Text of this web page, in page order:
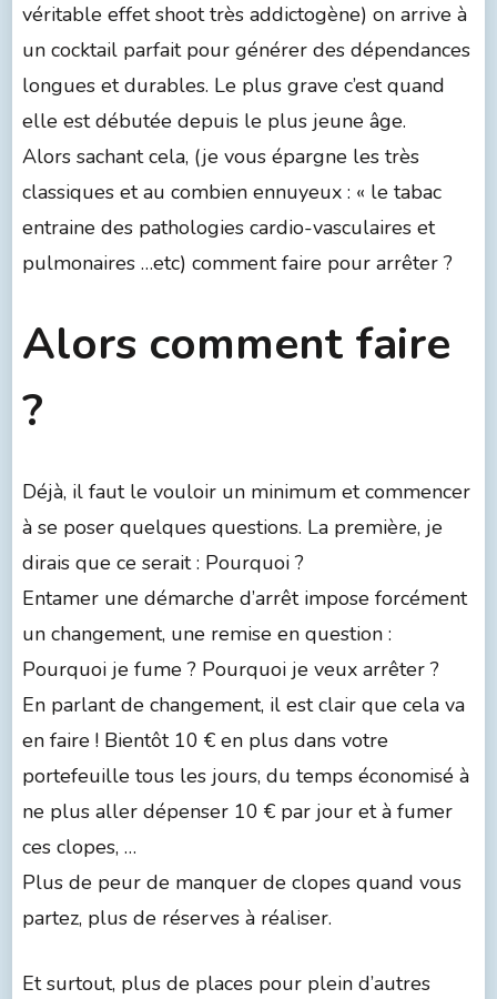
véritable effet shoot très addictogène) on arrive à
un cocktail parfait pour générer des dépendances
longues et durables. Le plus grave c’est quand
elle est débutée depuis le plus jeune âge.
Alors sachant cela, (je vous épargne les très
classiques et au combien ennuyeux : « le tabac
entraine des pathologies cardio-vasculaires et
pulmonaires …etc) comment faire pour arrêter ?
Alors comment faire
?
Déjà, il faut le vouloir un minimum et commencer
à se poser quelques questions. La première, je
dirais que ce serait : Pourquoi ?
Entamer une démarche d’arrêt impose forcément
un changement, une remise en question :
Pourquoi je fume ? Pourquoi je veux arrêter ?
En parlant de changement, il est clair que cela va
en faire ! Bientôt 10 € en plus dans votre
portefeuille tous les jours, du temps économisé à
ne plus aller dépenser 10 € par jour et à fumer
ces clopes, …
Plus de peur de manquer de clopes quand vous
partez, plus de réserves à réaliser.
Et surtout, plus de places pour plein d’autres